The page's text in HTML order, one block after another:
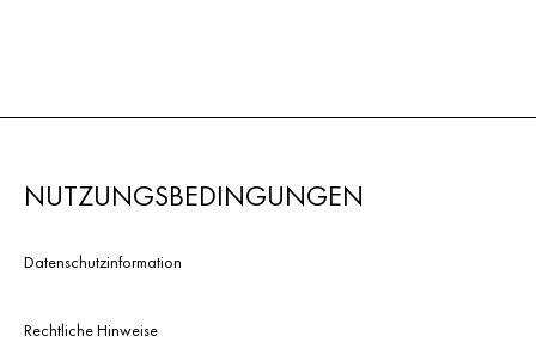
NUTZUNGSBEDINGUNGEN
Datenschutzinformation
Rechtliche Hinweise